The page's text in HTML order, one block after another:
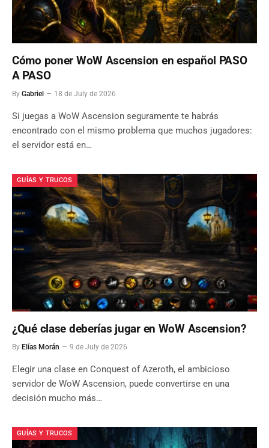
Cómo poner WoW Ascension en español PASO
A PASO
By Gabriel 18 de July de 2026
Si juegas a WoW Ascension seguramente te habrás
encontrado con el mismo problema que muchos jugadores:
el servidor está en…
GUÍAS Y TRUCOS
¿Qué clase deberías jugar en WoW Ascension?
By Elías Morán 9 de July de 2026
Elegir una clase en Conquest of Azeroth, el ambicioso
servidor de WoW Ascension, puede convertirse en una
decisión mucho más…
GUÍAS Y TRUCOS